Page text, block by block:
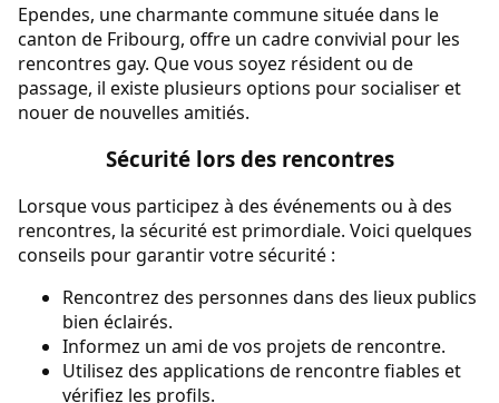
Ependes, une charmante commune située dans le
canton de Fribourg, offre un cadre convivial pour les
rencontres gay. Que vous soyez résident ou de
passage, il existe plusieurs options pour socialiser et
nouer de nouvelles amitiés.
Sécurité lors des rencontres
Lorsque vous participez à des événements ou à des
rencontres, la sécurité est primordiale. Voici quelques
conseils pour garantir votre sécurité :
Rencontrez des personnes dans des lieux publics
bien éclairés.
Informez un ami de vos projets de rencontre.
Utilisez des applications de rencontre fiables et
vérifiez les profils.